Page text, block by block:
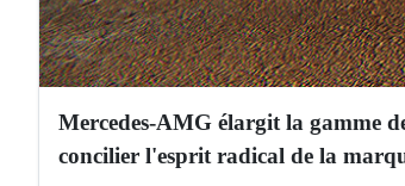
Mercedes-AMG élargit la gamme
concilier l'esprit radical de la